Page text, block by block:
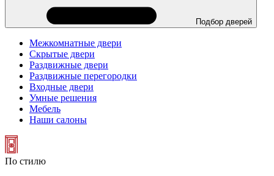
Подбор дверей
Межкомнатные двери
Скрытые двери
Раздвижные двери
Раздвижные перегородки
Входные двери
Умные решения
Мебель
Наши салоны
По стилю